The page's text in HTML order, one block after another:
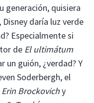
generación, quisiera
daría luz verde
Especialmente si
de El ultimátum
un guión, ¿verdad? Y
Soderbergh, el
Erin Brockovichy